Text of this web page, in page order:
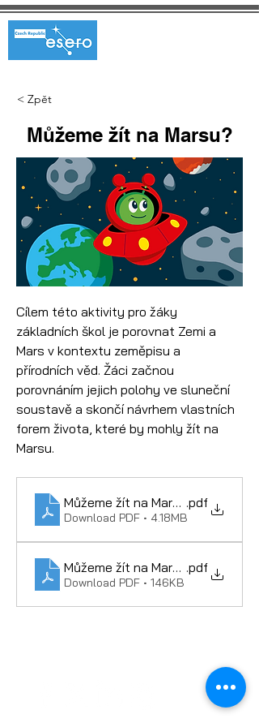
< Zpět
Můžeme žít na Marsu?
Cílem této aktivity pro žáky
základních škol je porovnat Zemi a
Mars v kontextu zeměpisu a
přírodních věd. Žáci začnou
porovnáním jejich polohy ve sluneční
soustavě a skončí návrhem vlastních
forem života, které by mohly žít na
Marsu.
Můžeme žít na Marsu .pdf
Download PDF • 4.18MB
Můžeme žít na Marsu - diplom
.pdf
Download PDF • 146KB